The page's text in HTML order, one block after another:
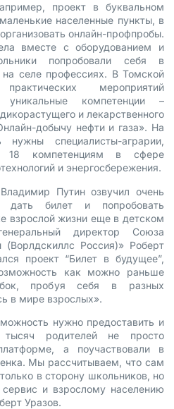
проект в буквальном
населенные пункты, в
онлайн-профпробы.
вместе с оборудованием и
попробовали себя в
на селе профессиях. В Томской
мероприятий
компетенции –
и лекарственного
добычу нефти и газа». На
специалисты-аграрии,
18 компетенциям в сфере
и энергосбережения.
Путин озвучил очень
дать билет и попробовать
взрослой жизни еще в детском
директор Союза
Россия)» Роберт
проект “Билет в будущее”,
как можно раньше
пробуя себя в разных
в мире взрослых».
нужно предоставить и
родителей не просто
а поучаствовали в
Мы рассчитываем, что сам
в сторону школьников, но
и взрослому населению
Уразов.